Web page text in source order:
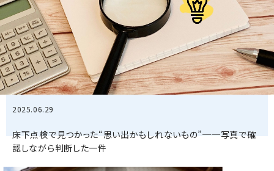
2025.06.29
床下点検で見つかった“思い出かもしれないもの”──写真で確
認しながら判断した一件